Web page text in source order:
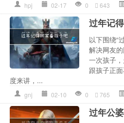
hpj 02-17 0 643
过年记
以下围绕“
解决网友
一次孩子
跟孩子正
度来讲，...
gnj 02-10 0 765
过年公